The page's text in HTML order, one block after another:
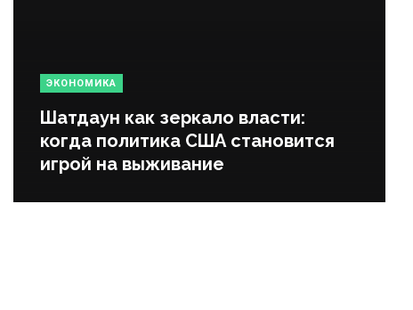
ЭКОНОМИКА
Шатдаун как зеркало власти:
когда политика США становится
игрой на выживание